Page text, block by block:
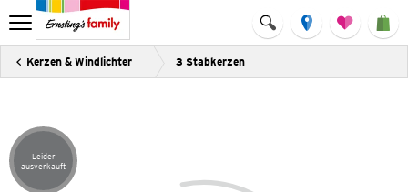
Kerzen & Windlichter 3 Stabkerzen
Artikel leider ausverkauft
Leider
ausverkauft